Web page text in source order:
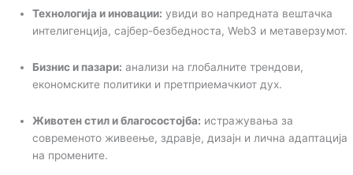
Технологија и иновации: увиди во напредната вештачка
интелигенција, сајбер-безбедноста, Web3 и метаверзумот.
Бизнис и пазари: анализи на глобалните трендови,
економските политики и претприемачкиот дух.
Животен стил и благосостојба: истражувања за
современото живеење, здравје, дизајн и лична адаптација
на промените.